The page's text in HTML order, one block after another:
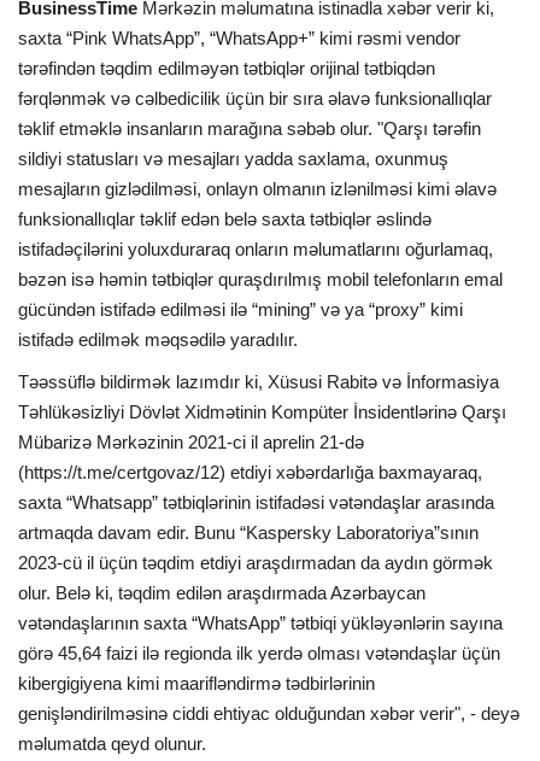
BusinessTime Mərkəzin məlumatına istinadla xəbər verir ki,
saxta “Pink WhatsApp”, “WhatsApp+” kimi rəsmi vendor
tərəfindən təqdim edilməyən tətbiqlər orijinal tətbiqdən
fərqlənmək və cəlbedicilik üçün bir sıra əlavə funksionallıqlar
təklif etməklə insanların marağına səbəb olur. "Qarşı tərəfin
sildiyi statusları və mesajları yadda saxlama, oxunmuş
mesajların gizlədilməsi, onlayn olmanın izlənilməsi kimi əlavə
funksionallıqlar təklif edən belə saxta tətbiqlər əslində
istifadəçilərini yoluxduraraq onların məlumatlarını oğurlamaq,
bəzən isə həmin tətbiqlər quraşdırılmış mobil telefonların emal
gücündən istifadə edilməsi ilə “mining” və ya “proxy” kimi
istifadə edilmək məqsədilə yaradılır.
Təəssüflə bildirmək lazımdır ki, Xüsusi Rabitə və İnformasiya
Təhlükəsizliyi Dövlət Xidmətinin Kompüter İnsidentlərinə Qarşı
Mübarizə Mərkəzinin 2021-ci il aprelin 21-də
(https://t.me/certgovaz/12) etdiyi xəbərdarlığa baxmayaraq,
saxta “Whatsapp” tətbiqlərinin istifadəsi vətəndaşlar arasında
artmaqda davam edir. Bunu “Kaspersky Laboratoriya”sının
2023-cü il üçün təqdim etdiyi araşdırmadan da aydın görmək
olur. Belə ki, təqdim edilən araşdırmada Azərbaycan
vətəndaşlarının saxta “WhatsApp” tətbiqi yükləyənlərin sayına
görə 45,64 faizi ilə regionda ilk yerdə olması vətəndaşlar üçün
kibergigiyena kimi maarifləndirmə tədbirlərinin
genişləndirilməsinə ciddi ehtiyac olduğundan xəbər verir", - deyə
məlumatda qeyd olunur.